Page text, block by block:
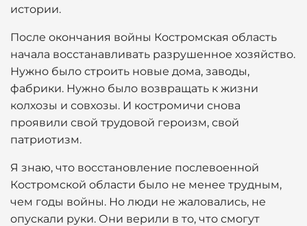
истории.
После окончания войны Костромская область
начала восстанавливать разрушенное хозяйство.
Нужно было строить новые дома, заводы,
фабрики. Нужно было возвращать к жизни
колхозы и совхозы. И костромичи снова
проявили свой трудовой героизм, свой
патриотизм.
Я знаю, что восстановление послевоенной
Костромской области было не менее трудным,
чем годы войны. Но люди не жаловались, не
опускали руки. Они верили в то, что смогут